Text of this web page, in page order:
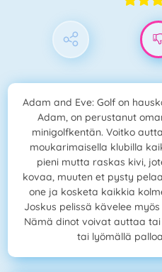
Adam and Eve: Golf on
Adam, on perustanut
minigolfkentän. Voitko
moukarimaisella klubilla
pieni mutta raskas kivi,
kovaa, muuten et pysty
one ja kosketa kaikkia
Joskus pelissä kävelee
Nämä dinot voivat auttaa
tai lyömällä